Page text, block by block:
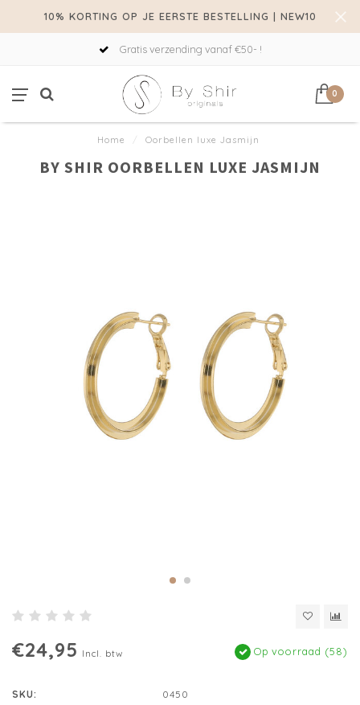
10% KORTING OP JE EERSTE BESTELLING | NEW10
Gratis verzending vanaf €50- !
0
Home / Oorbellen luxe Jasmijn
BY SHIR OORBELLEN LUXE JASMIJN
€24,95 Incl. btw Op voorraad (58)
SKU:
0450